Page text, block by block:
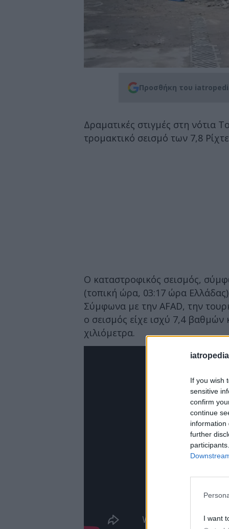
If you wish
sensitive
confirm
continue
information
further
I want
Προσθήκη του
Δραματικές στιγμές στη νότια
τρομακτικό σεισμό των 7,8
Ο καταστροφικός σεισμός,
(τοπική ώρα, 03:17 ώρα
Σύμφωνα με την AFAD, την
ο σεισμός είχε ισχύ 7,4 βαθμών
χιλιόμετρα.